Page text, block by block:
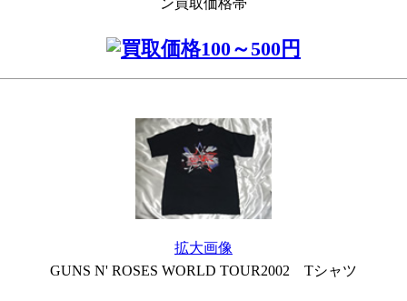
ン買取価格帯
拡大画像
GUNS N' ROSES WORLD TOUR2002 Tシャツ